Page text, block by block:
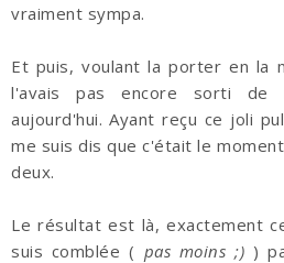
vraiment sympa.
Et puis, voulant la porter en la
l'avais pas encore sorti de
aujourd'hui. Ayant reçu ce joli
me suis dis que c'était le
deux.
Le résultat est là, exactement
suis comblée ( pas moins ;) )